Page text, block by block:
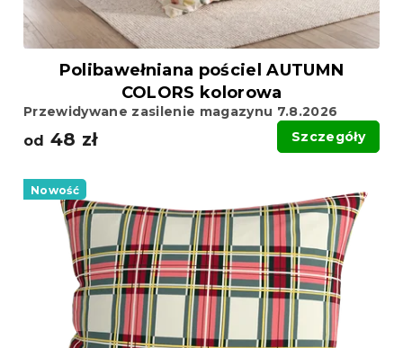
Polibawełniana pościel AUTUMN
COLORS kolorowa
Przewidywane zasilenie magazynu 7.8.2026
od 48 zł Szczegóły
Nowość